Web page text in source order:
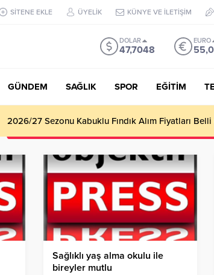
SİTENE EKLE ÜYELİK KÜNYE VE İLETİŞİM
DOLAR
47,7048
EURO
GÜNDEM SAĞLIK SPOR EĞİTİM
2026/27 Sezonu Kabuklu Fındık Alım Fiyatları
Sağlıklı yaş alma okulu ile
bireyler mutlu